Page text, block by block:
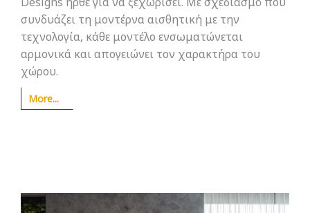
συνδυάζει τη μοντέρνα αισθητική με την
τεχνολογία, κάθε μοντέλο ενσωματώνεται
αρμονικά και απογειώνει τον χαρακτήρα του
χώρου.
More...